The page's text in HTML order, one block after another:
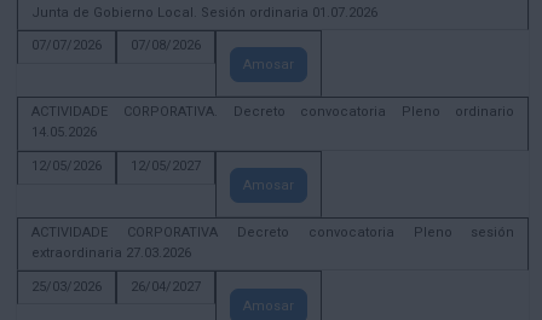
Junta de Gobierno Local. Sesión ordinaria 01.07.2026
07/07/2026
07/08/2026
Amosar
ACTIVIDADE CORPORATIVA. Decreto convocatoria Pleno ordinario
14.05.2026
12/05/2026
12/05/2027
Amosar
ACTIVIDADE CORPORATIVA Decreto convocatoria Pleno sesión
extraordinaria 27.03.2026
25/03/2026
26/04/2027
Amosar